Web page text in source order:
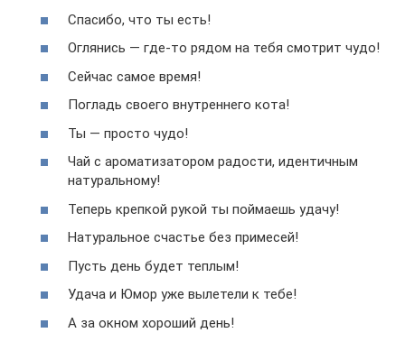
Спасибо, что ты есть!
Оглянись — где-то рядом на тебя смотрит чудо!
Сейчас самое время!
Погладь своего внутреннего кота!
Ты — просто чудо!
Чай с ароматизатором радости, идентичным
натуральному!
Теперь крепкой рукой ты поймаешь удачу!
Натуральное счастье без примесей!
Пусть день будет теплым!
Удача и Юмор уже вылетели к тебе!
А за окном хороший день!